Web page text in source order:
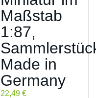
Maßstab
1:87,
Made in
Germany
22,49 €